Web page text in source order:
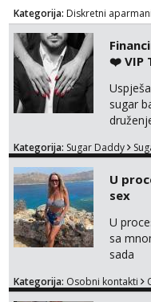
Kategorija: Diskretni aparmani
❤️ VIP
sugar
Kategorija: Sugar Daddy
U
sex
U
sa
sada
Kategorija: Osobni kontakti